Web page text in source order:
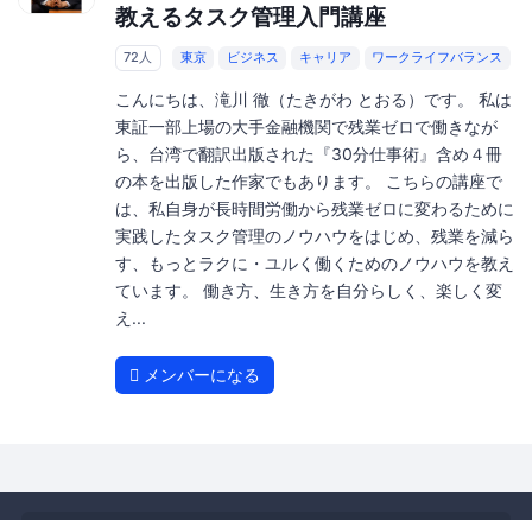
教えるタスク管理入門講座
72人 東京 ビジネス キャリア ワークライフバランス
こんにちは、滝川 徹（たきがわ とおる）です。 私は
東証一部上場の大手金融機関で残業ゼロで働きなが
ら、台湾で翻訳出版された『30分仕事術』含め４冊
の本を出版した作家でもあります。 こちらの講座で
は、私自身が長時間労働から残業ゼロに変わるために
実践したタスク管理のノウハウをはじめ、残業を減ら
す、もっとラクに・ユルく働くためのノウハウを教え
ています。 働き方、生き方を自分らしく、楽しく変
え...
メンバーになる